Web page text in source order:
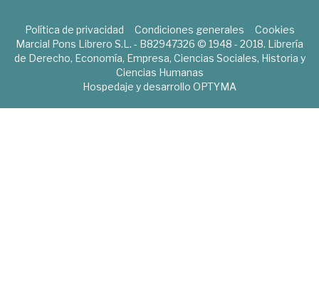
Política de privacidad Condiciones generales
Cookies
Marcial Pons Librero S.L. - B82947326 © 1948 - 2018. Librería
de Derecho, Economía, Empresa, Ciencias Sociales, Historia y
Ciencias Humanas
Hospedaje y desarrollo OPTYMA